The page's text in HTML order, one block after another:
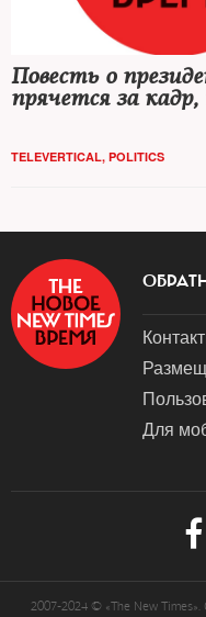
Повесть о
прячется за
TELEVERTICAL, POLITICS
Для
2007-2024 © «The New